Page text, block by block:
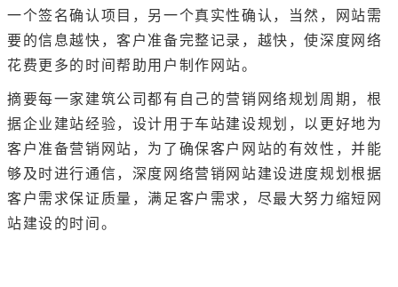
一个签名确认项目，另一个真实性确认，当然，网站需
要的信息越快，客户准备完整记录，越快，使深度网络
花费更多的时间帮助用户制作网站。
摘要每一家建筑公司都有自己的营销网络规划周期，根
据企业建站经验，设计用于车站建设规划，以更好地为
客户准备营销网站，为了确保客户网站的有效性，并能
够及时进行通信，深度网络营销网站建设进度规划根据
客户需求保证质量，满足客户需求，尽最大努力缩短网
站建设的时间。